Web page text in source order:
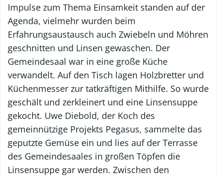
Impulse zum Thema Einsamkeit standen auf der
Agenda, vielmehr wurden beim
Erfahrungsaustausch auch Zwiebeln und Möhren
geschnitten und Linsen gewaschen. Der
Gemeindesaal war in eine große Küche
verwandelt. Auf den Tisch lagen Holzbretter und
Küchenmesser zur tatkräftigen Mithilfe. So wurde
geschält und zerkleinert und eine Linsensuppe
gekocht. Uwe Diebold, der Koch des
gemeinnützige Projekts Pegasus, sammelte das
geputzte Gemüse ein und lies auf der Terrasse
des Gemeindesaales in großen Töpfen die
Linsensuppe gar werden. Zwischen den